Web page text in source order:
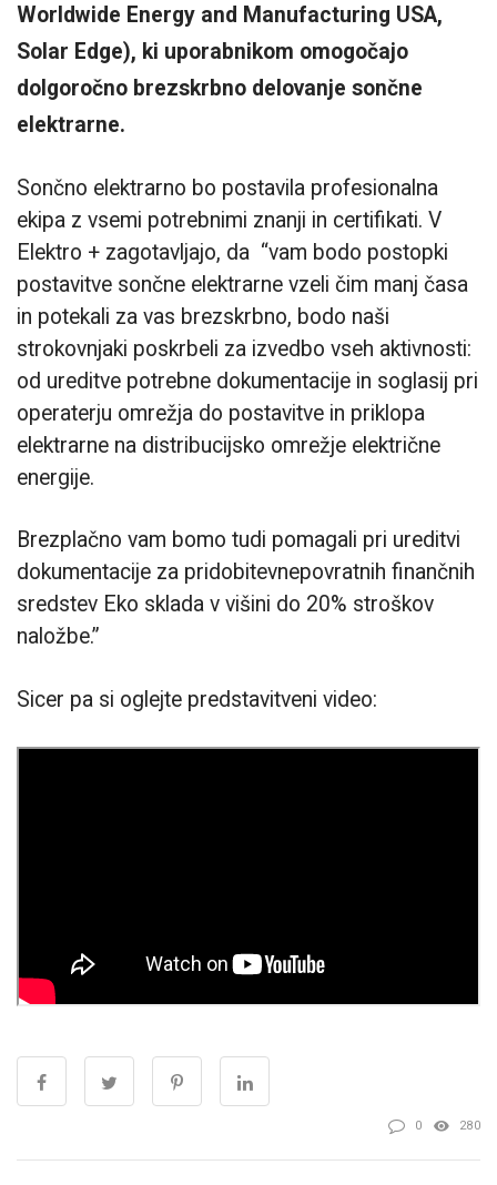
Worldwide Energy and Manufacturing USA,
Solar Edge), ki uporabnikom omogočajo
dolgoročno brezskrbno delovanje sončne
elektrarne.
Sončno elektrarno bo postavila profesionalna
ekipa z vsemi potrebnimi znanji in certifikati. V
Elektro + zagotavljajo, da “vam bodo postopki
postavitve sončne elektrarne vzeli čim manj časa
in potekali za vas brezskrbno, bodo naši
strokovnjaki poskrbeli za izvedbo vseh aktivnosti:
od ureditve potrebne dokumentacije in soglasij pri
operaterju omrežja do postavitve in priklopa
elektrarne na distribucijsko omrežje električne
energije.
Brezplačno vam bomo tudi pomagali pri ureditvi
dokumentacije za pridobitevnepovratnih finančnih
sredstev Eko sklada v višini do 20% stroškov
naložbe.”
Sicer pa si oglejte predstavitveni video:
0 280